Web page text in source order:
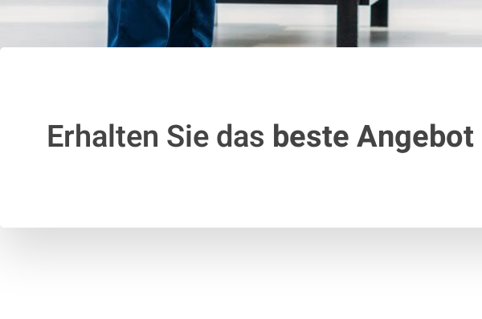
Erhalten Sie das beste Angebot